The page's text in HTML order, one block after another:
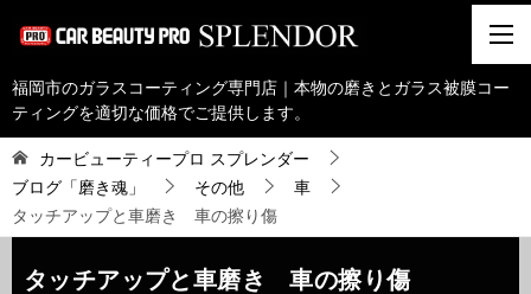
福岡市のガラスコーティング専門店｜本物の磨きとガラス被膜コー
ティングを適切な価格でご提供します。
カービューティープロ スプレンダー
ブログ「磨き魂」
その他
車
タッチアップと車磨き 車の擦り傷
タッチアップと車磨き 車の擦り傷